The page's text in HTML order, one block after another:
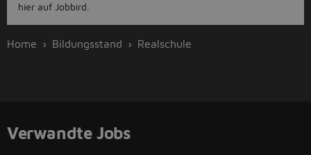
hier auf Jobbird.
Home Bildungsstand Realschule
Verwandte Jobs